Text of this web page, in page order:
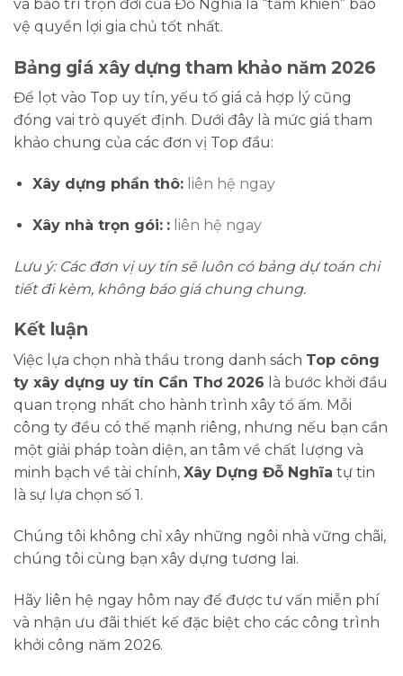
và bảo trì trọn đời của Đỗ Nghĩa là “tấm khiên” bảo
vệ quyền lợi gia chủ tốt nhất.
Bảng giá xây dựng tham khảo năm 2026
Để lọt vào Top uy tín, yếu tố giá cả hợp lý cũng
đóng vai trò quyết định. Dưới đây là mức giá tham
khảo chung của các đơn vị Top đầu:
Xây dựng phần thô:liên hệ ngay
Xây nhà trọn gói: :liên hệ ngay
Lưu ý: Các đơn vị uy tín sẽ luôn có bảng dự toán chi
tiết đi kèm, không báo giá chung chung.
Kết luận
Việc lựa chọn nhà thầu trong danh sách Top công
ty xây dựng uy tín Cần Thơ 2026 là bước khởi đầu
quan trọng nhất cho hành trình xây tổ ấm. Mỗi
công ty đều có thế mạnh riêng, nhưng nếu bạn cần
một giải pháp toàn diện, an tâm về chất lượng và
minh bạch về tài chính, Xây Dựng Đỗ Nghĩa tự tin
là sự lựa chọn số 1.
Chúng tôi không chỉ xây những ngôi nhà vững chãi,
chúng tôi cùng bạn xây dựng tương lai.
Hãy liên hệ ngay hôm nay để được tư vấn miễn phí
và nhận ưu đãi thiết kế đặc biệt cho các công trình
khởi công năm 2026.